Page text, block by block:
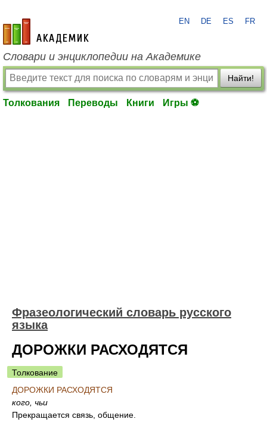
academic.ru
EN DE ES FR
Словари и энциклопедии на Академике
Найти!
Толкования Переводы Книги Игры ⚽
Фразеологический словарь русского
языка
ДОРОЖКИ РАСХОДЯТСЯ
Толкование
ДОРОЖКИ РАСХОДЯТСЯ
кого, чьи
Прекращается связь, общение.